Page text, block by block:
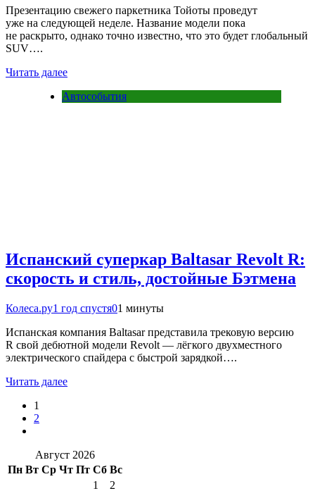
Презентацию свежего паркетника Тойоты проведут
уже на следующей неделе. Название модели пока
не раскрыто, однако точно известно, что это будет глобальный
SUV….
Читать далее
Автособытия
Испанский суперкар Baltasar Revolt R:
скорость и стиль, достойные Бэтмена
Колеса.ру1 год спустя01 минуты
Испанская компания Baltasar представила трековую версию
R свой дебютной модели Revolt — лёгкого двухместного
электрического спайдера с быстрой зарядкой….
Читать далее
1
2
Август 2026
Пн Вт Ср Чт Пт Сб Вс
1
2